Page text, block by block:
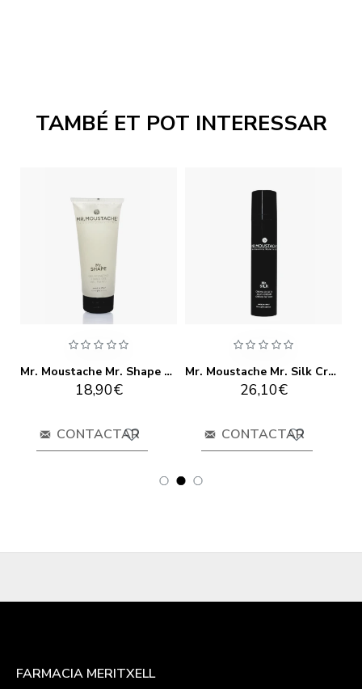
TAMBÉ ET POT INTERESSAR
Mr. Moustache Mr. Shape 200ml
18,90€
CONTACTAR
Mr. Moustache Mr. Silk Crema De Seda 100ml
26,10€
CONTACTAR
FARMACIA MERITXELL